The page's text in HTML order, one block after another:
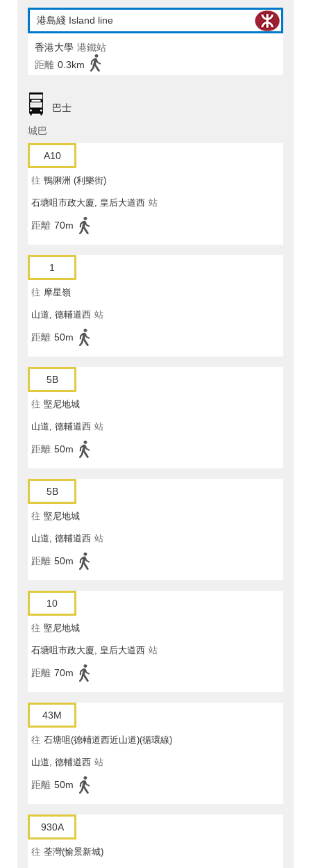
港島綫 Island line
香港大學 港鐵站
距離 0.3km
巴士
城巴
A10
往 鴨脷洲 (利樂街)
石塘咀市政大廈, 皇后大道西 站
距離 70m
1
往 摩星嶺
山道, 德輔道西 站
距離 50m
5B
往 堅尼地城
山道, 德輔道西 站
距離 50m
5B
往 堅尼地城
山道, 德輔道西 站
距離 50m
10
往 堅尼地城
石塘咀市政大廈, 皇后大道西 站
距離 70m
43M
往 石塘咀(德輔道西近山道)(循環線)
山道, 德輔道西 站
距離 50m
930A
往 荃灣(愉景新城)